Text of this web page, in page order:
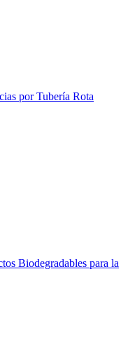
por Tubería Rota
Biodegradables para la